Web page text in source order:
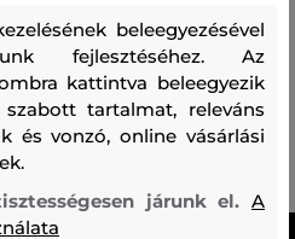
beleegyezésével
fejlesztéséhez. Az
kattintva beleegyezik
tartalmat, releváns
és vonzó, online vásárlási
járunk el.A